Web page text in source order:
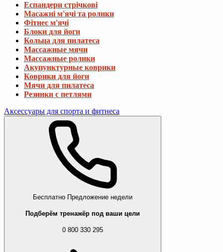
Еспандери стрічкові
Масажні м'ячі та ролики
Фітнес м'ячі
Блоки для йоги
Кольца для пилатеса
Массажные мячи
Массажные ролики
Акупунктурные коврики
Коврики для йоги
Мячи для пилатеса
Резинки с петлями
Аксессуары для спорта и фитнеса
Бесплатно Предложение недели
Подберём тренажёр под ваши цели
0 800 330 295